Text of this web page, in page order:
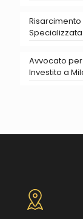
Risarcimento
Specializzata
Avvocato
Investito a